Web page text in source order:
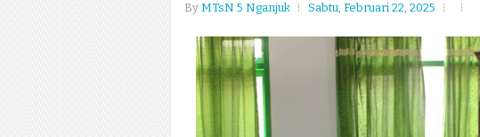
By MTsN 5 Nganjuk Sabtu, Februari 22, 2025